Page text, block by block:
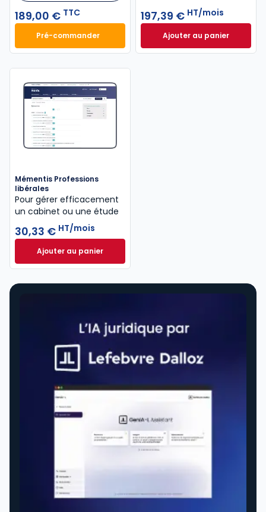
189,00 € TTC
Pré-commanderMémento Sociétés commerciales 2027 à 189,00 €
197,39 € HT/mois
Ajouter au panier
ELnet Difficultés
Mémentis Professions
libérales
Pour gérer efficacement
un cabinet ou une étude
30,33 € HT/mois
Ajouter au panierMémentis Professions libérales à 30,33 €